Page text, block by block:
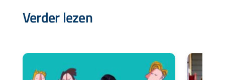
Verder lezen